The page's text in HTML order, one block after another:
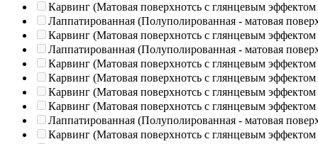
Карвинг (Матовая поверхнотсь с глянцевым эффектом
Лаппатированная (Полуполированная - матовая
Карвинг (Матовая поверхнотсь с глянцевым эффектом
Лаппатированная (Полуполированная - матовая
Карвинг (Матовая поверхнотсь с глянцевым эффектом
Карвинг (Матовая поверхнотсь с глянцевым эффектом
Карвинг (Матовая поверхнотсь с глянцевым эффектом
Карвинг (Матовая поверхнотсь с глянцевым эффектом
Лаппатированная (Полуполированная - матовая
Карвинг (Матовая поверхнотсь с глянцевым эффектом